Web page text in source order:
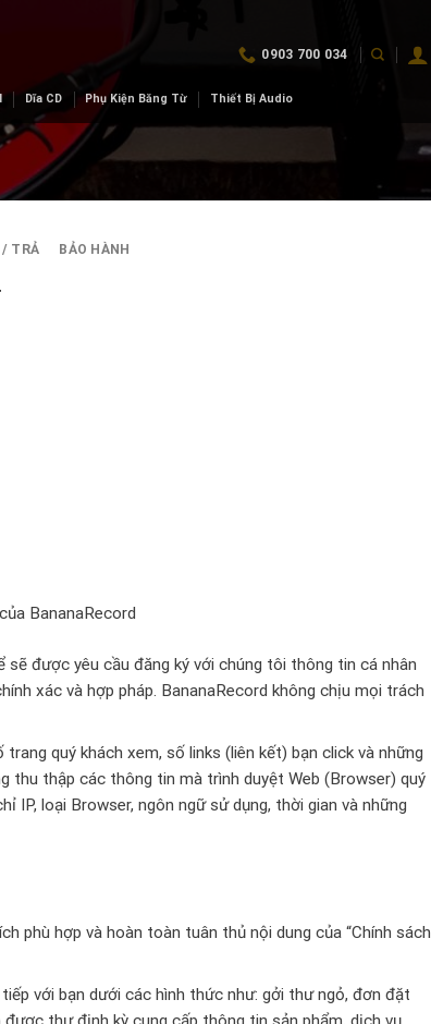
0903 700 034
Dĩa CD Phụ Kiện Băng Từ Thiết Bị Audio
/ TRẢ BẢO HÀNH
BananaRecord
được yêu cầu đăng ký với chúng tôi thông tin cá nhân
xác và hợp pháp. BananaRecord không chịu mọi trách
quý khách xem, số links (liên kết) bạn click và những
thu thập các thông tin mà trình duyệt Web (Browser) quý
IP, loại Browser, ngôn ngữ sử dụng, thời gian và những
phù hợp và hoàn toàn tuân thủ nội dung của “Chính sách
với bạn dưới các hình thức như: gởi thư ngỏ, đơn đặt